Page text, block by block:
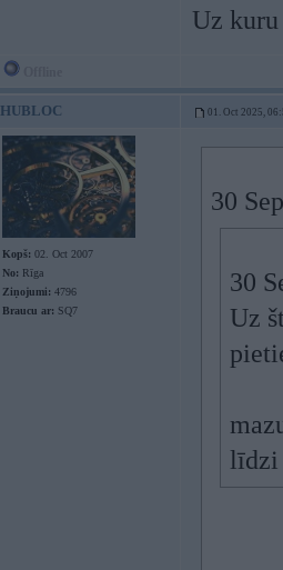
Uz kuru
HUBLOC 01. Oct 2025,
Kopš: 02. Oct 2007
No: Rīga
Ziņojumi: 4796
Braucu ar: SQ7
30
30
Uz
līdzi